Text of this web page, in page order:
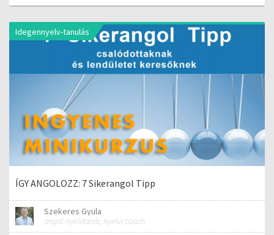
Idegennyelv-tanulás
ÍGY ANGOLOZZ: 7 Sikerangol Tipp
Szekeres Gyula
angol nyelvtanár, nyelvi coach